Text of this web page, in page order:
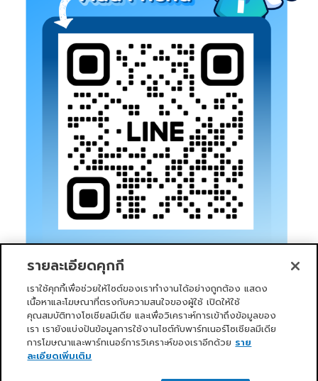
หน้าแรก บริการของเรา ข่าวสารและกิจกรรม PRIMO CLUB
เกี่ยวกับเรา นักลงทุนสัมพันธ์
รายละเอียดคุกกี้
เราใช้คุกกี้เพื่อช่วยให้ไซต์ของเราทำงานได้อย่างถูกต้อง แสดง
เนื้อหาและโฆษณาที่ตรงกับความสนใจของผู้ใช้ เปิดให้ใช้
คุณสมบัติทางโซเชียลมีเดีย และเพื่อวิเคราะห์การเข้าถึงข้อมูลของ
เรา เรายังแบ่งปันข้อมูลการใช้งานไซต์กับพาร์ทเนอร์โซเชียลมีเดีย
การโฆษณาและพาร์ทเนอร์การวิเคราะห์ของเราอีกด้วย ราย
ละเอียดเพิ่มเติม